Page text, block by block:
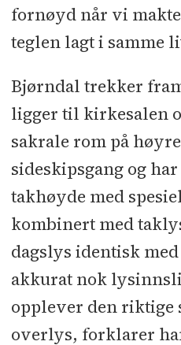
fornøyd når vi
teglen lagt i samme
Bjørndal trekker
ligger til kirkesalen
sakrale rom på
sideskipsgang og
takhøyde med
kombinert med
dagslys identisk
akkurat nok
opplever den riktige
overlys, forklarer